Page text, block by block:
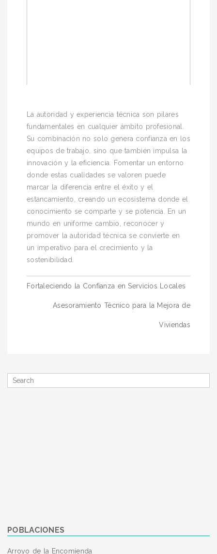
La autoridad y experiencia técnica son pilares
fundamentales en cualquier ámbito profesional.
Su combinación no solo genera confianza en los
equipos de trabajo, sino que también impulsa la
innovación y la eficiencia. Fomentar un entorno
donde estas cualidades se valoren puede
marcar la diferencia entre el éxito y el
estancamiento, creando un ecosistema donde el
conocimiento se comparte y se potencia. En un
mundo en uniforme cambio, reconocer y
promover la autoridad técnica se convierte en
un imperativo para el crecimiento y la
sostenibilidad.
Navegación
Fortaleciendo la Confianza en Servicios Locales
Asesoramiento Técnico para la Mejora de
Viviendas
Search
for
POBLACIONES
Arroyo de la Encomienda